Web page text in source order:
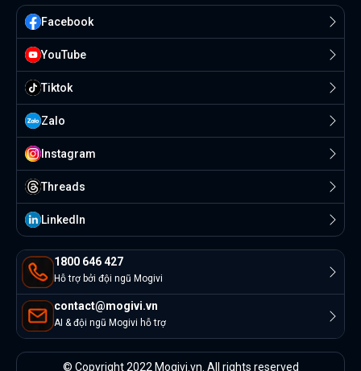
1800 646 427
Hỗ trợ bởi đội ngũ Mogivi
contact@mogivi.vn
AI & đội ngũ Mogivi hỗ trợ
Facebook
YouTube
Tiktok
Zalo
Instagram
Threads
Linkedln
© Copyright 2022 Mogivi.vn. All rights reserved